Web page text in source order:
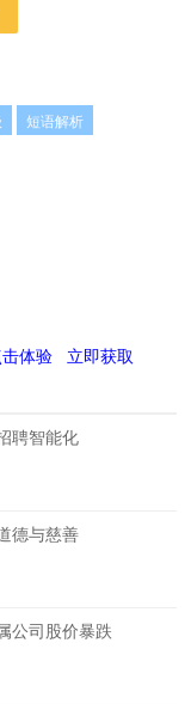
短语解析
体验
立即获取
聘智能化
德与慈善
公司股价暴跌